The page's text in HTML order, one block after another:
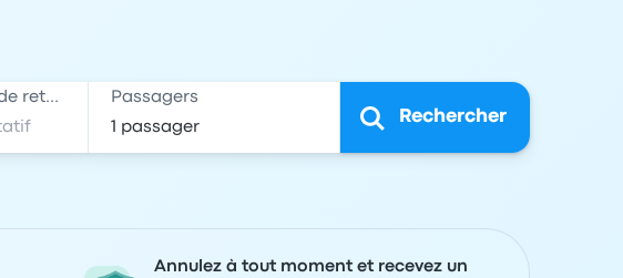
Date de retour Passagers
Rechercher
Annulez à tout moment et recevez un